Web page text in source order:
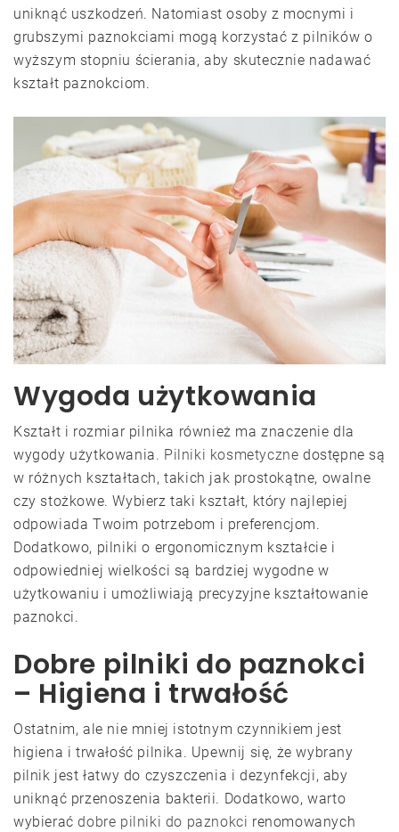
uniknąć uszkodzeń. Natomiast osoby z mocnymi i
grubszymi paznokciami mogą korzystać z pilników o
wyższym stopniu ścierania, aby skutecznie nadawać
kształt paznokciom.
Wygoda użytkowania
Kształt i rozmiar pilnika również ma znaczenie dla
wygody użytkowania. Pilniki kosmetyczne dostępne są
w różnych kształtach, takich jak prostokątne, owalne
czy stożkowe. Wybierz taki kształt, który najlepiej
odpowiada Twoim potrzebom i preferencjom.
Dodatkowo, pilniki o ergonomicznym kształcie i
odpowiedniej wielkości są bardziej wygodne w
użytkowaniu i umożliwiają precyzyjne kształtowanie
paznokci.
Dobre pilniki do paznokci
– Higiena i trwałość
Ostatnim, ale nie mniej istotnym czynnikiem jest
higiena i trwałość pilnika. Upewnij się, że wybrany
pilnik jest łatwy do czyszczenia i dezynfekcji, aby
uniknąć przenoszenia bakterii. Dodatkowo, warto
wybieraćdobre pilniki do paznokci renomowanych